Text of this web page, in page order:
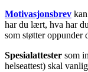
Motivasjonsbrev
har du lært, hva har
som støtter oppunder
Spesialattester som
helseattest) skal